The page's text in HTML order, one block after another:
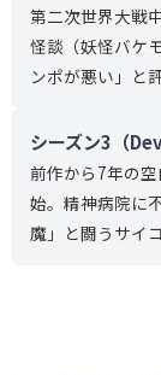
第二次世界大戦
怪談（妖怪バケ
ンポが悪い」と
シーズン3（
前作から7年の
始。精神病院に
魔」と闘うサイ